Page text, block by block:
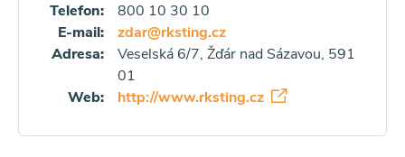
Telefon:
800 10 30 10
E-mail:
zdar@rksting.cz
Adresa:
Veselská 6/7, Žďár nad Sázavou, 591
01
Web:
http://www.rksting.cz